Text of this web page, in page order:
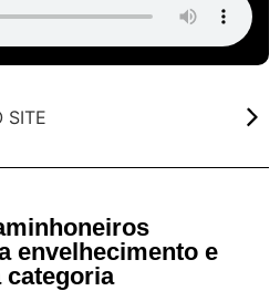
envelhecimento e
categoria